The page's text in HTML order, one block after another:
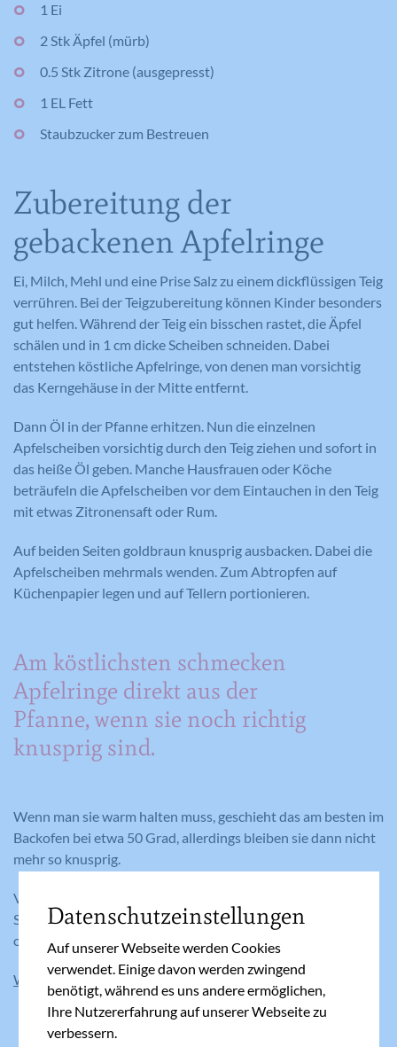
1 Ei
2 Stk Äpfel (mürb)
0.5 Stk Zitrone (ausgepresst)
1 EL Fett
Staubzucker zum Bestreuen
Zubereitung der
gebackenen Apfelringe
Ei, Milch, Mehl und eine Prise Salz zu einem dickflüssigen Teig
verrühren. Bei der Teigzubereitung können Kinder besonders
gut helfen. Während der Teig ein bisschen rastet, die Äpfel
schälen und in 1 cm dicke Scheiben schneiden. Dabei
entstehen köstliche Apfelringe, von denen man vorsichtig
das Kerngehäuse in der Mitte entfernt.
Dann Öl in der Pfanne erhitzen. Nun die einzelnen
Apfelscheiben vorsichtig durch den Teig ziehen und sofort in
das heiße Öl geben. Manche Hausfrauen oder Köche
beträufeln die Apfelscheiben vor dem Eintauchen in den Teig
mit etwas Zitronensaft oder Rum.
Auf beiden Seiten goldbraun knusprig ausbacken. Dabei die
Apfelscheiben mehrmals wenden. Zum Abtropfen auf
Küchenpapier legen und auf Tellern portionieren.
Am köstlichsten schmecken
Apfelringe direkt aus der
Pfanne, wenn sie noch richtig
knusprig sind.
Wenn man sie warm halten muss, geschieht das am besten im
Backofen bei etwa 50 Grad, allerdings bleiben sie dann nicht
mehr so knusprig.
Vor dem Servieren können die Apfelringe mit etwas
Staubzucker oder Zimt bestreut werden. Auch Apfelmus
oder beliebiges Kompott wird gerne dazugereicht.
Weitere Apfel-Rezepte
Datenschutzeinstellungen
Auf unserer Webseite werden Cookies
verwendet. Einige davon werden zwingend
benötigt, während es uns andere ermöglichen,
Ihre Nutzererfahrung auf unserer Webseite zu
verbessern.